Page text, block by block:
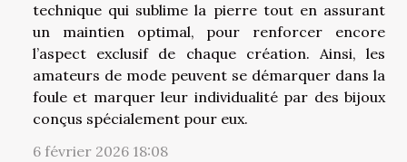
technique qui sublime la pierre tout en assurant
un maintien optimal, pour renforcer encore
l’aspect exclusif de chaque création. Ainsi, les
amateurs de mode peuvent se démarquer dans la
foule et marquer leur individualité par des bijoux
conçus spécialement pour eux.
6 février 2026 18:08